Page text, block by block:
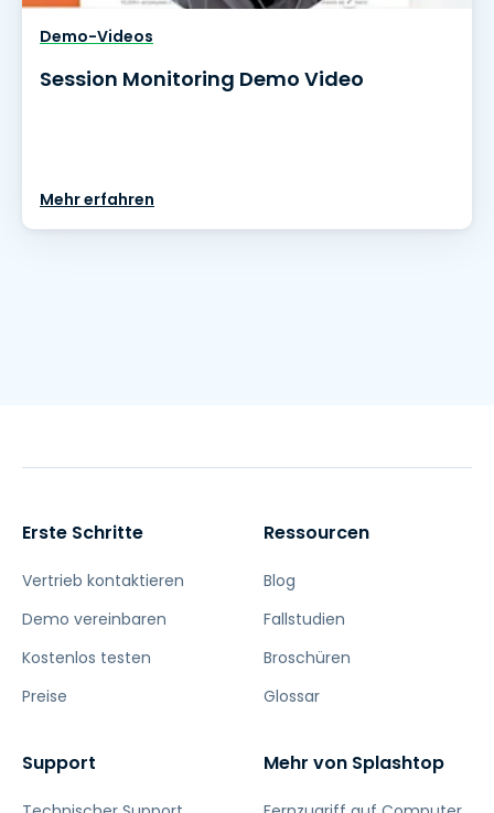
Demo-Videos
Session Monitoring Demo Video
Mehr erfahren
Erste Schritte
Vertrieb kontaktieren
Demo vereinbaren
Kostenlos testen
Preise
Ressourcen
Blog
Fallstudien
Broschüren
Glossar
Support Mehr von Splashtop